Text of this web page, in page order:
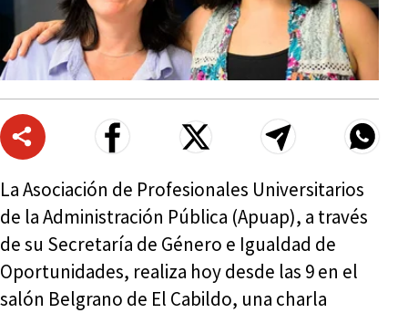
La Asociación de Profesionales Universitarios
de la Administración Pública (Apuap), a través
de su Secretaría de Género e Igualdad de
Oportunidades, realiza hoy desde las 9 en el
salón Belgrano de El Cabildo, una charla